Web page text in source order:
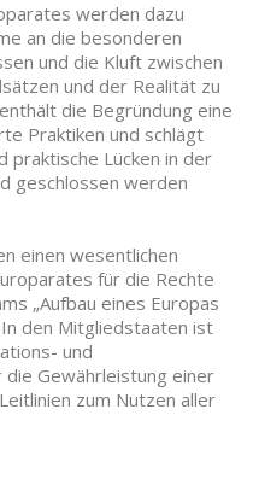
werden dazu
an die besonderen
und die Kluft zwischen
und der Realität zu
die Begründung eine
Praktiken und schlägt
praktische Lücken in der
geschlossen werden
einen wesentlichen
für die Rechte
„Aufbau eines Europas
den Mitgliedstaaten ist
und
die Gewährleistung einer
zum Nutzen aller